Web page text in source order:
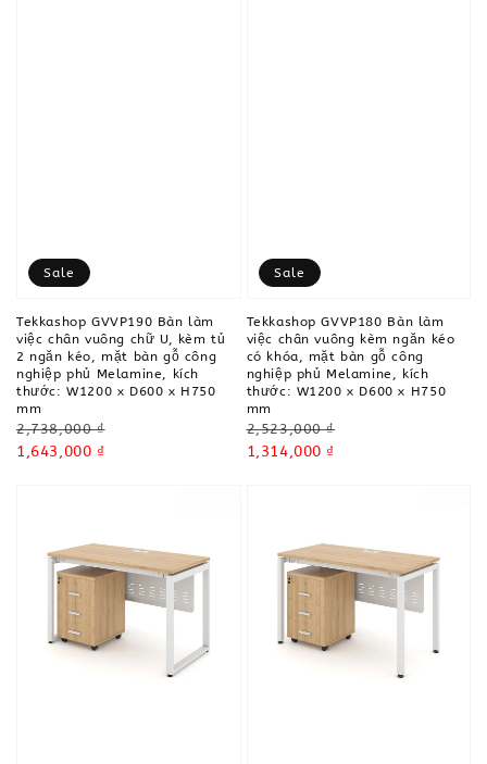
Sale
Tekkashop GVVP190 Bàn làm
việc chân vuông chữ U, kèm tủ
2 ngăn kéo, mặt bàn gỗ công
nghiệp phủ Melamine, kích
thước: W1200 x D600 x H750
mm
Regular
price
2,738,000 ₫
Sale
1,643,000 ₫
Sale
Tekkashop GVVP180 Bàn làm
việc chân vuông kèm ngăn kéo
có khóa, mặt bàn gỗ công
nghiệp phủ Melamine, kích
thước: W1200 x D600 x H750
mm
Regular
price
2,523,000 ₫
Sale
1,314,000 ₫